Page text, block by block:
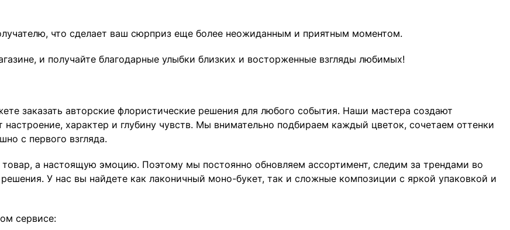
что сделает ваш сюрприз еще более неожиданным и приятным моментом.
и получайте благодарные улыбки близких и восторженные взгляды любимых!
заказать авторские флористические решения для любого события. Наши мастера создают
характер и глубину чувств. Мы внимательно подбираем каждый цветок, сочетаем оттенки
с первого взгляда.
а настоящую эмоцию. Поэтому мы постоянно обновляем ассортимент, следим за трендами во
У нас вы найдете как лаконичный моно-букет, так и сложные композиции с яркой упаковкой и
сервисе: